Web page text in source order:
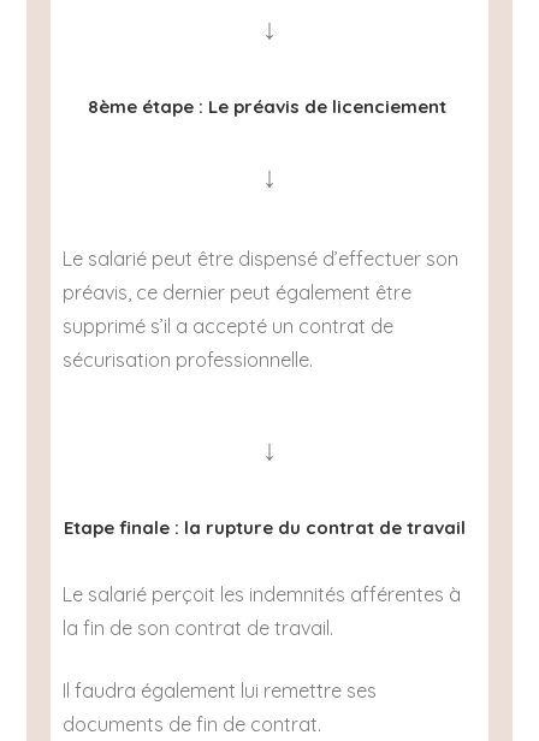
↓
8ème étape : Le préavis de licenciement
↓
Le salarié peut être dispensé d’effectuer son
préavis, ce dernier peut également être
supprimé s’il a accepté un contrat de
sécurisation professionnelle.
↓
Etape finale : la rupture du contrat de travail
Le salarié perçoit les indemnités afférentes à
la fin de son contrat de travail.
Il faudra également lui remettre ses
documents de fin de contrat.